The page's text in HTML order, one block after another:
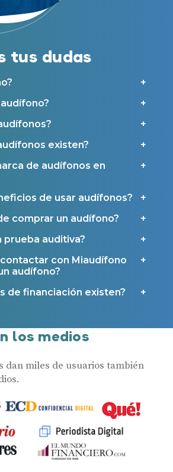
tus dudas
existen?
de audífonos en
de usar audífonos?
comprar un audífono?
prueba auditiva?
con Miaudífono
audífono?
de financiación existen?
los medios
dan miles de usuarios también
audiológica a domicilio
para audífonos
y subvenciones
hasta 200€*
en Castilla-La Mancha
audífonos en Galicia
subvenciones en Asturias
Contacto
se detalla en nuestras
datos a empresas colaboradoras de
ofrecer los servicios solicitados, según se
de uso
declaras haber leído y aceptado nuestra